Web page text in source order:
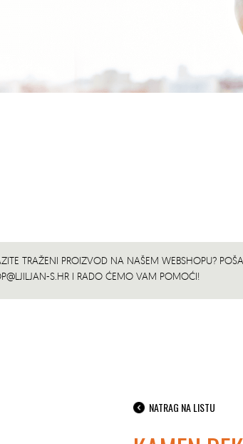
TRAŽENI PROIZVOD NA NAŠEM WEBSHOPU?
S.HRI RADO ĆEMO VAM POMOĆI!
NATRAG NA LISTU